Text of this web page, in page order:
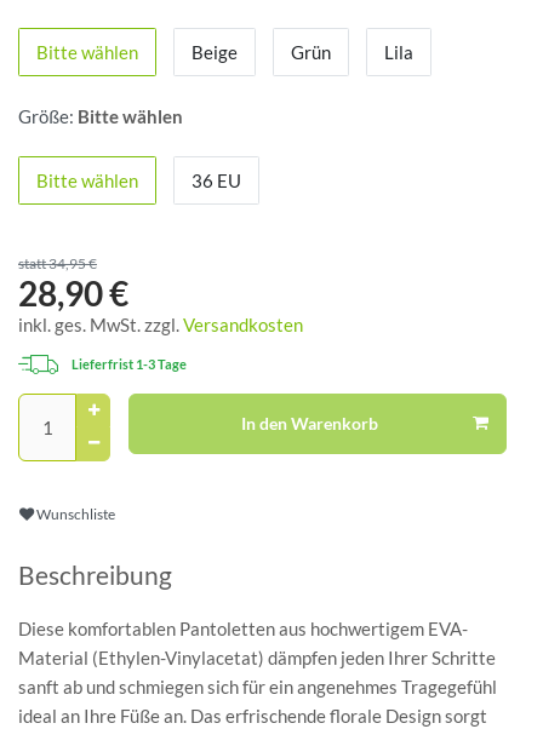
Bitte wählen Beige Grün Lila
Größe: Bitte wählen
Bitte wählen 36 EU
statt 34,95 €
28,90 €
inkl. ges. MwSt. zzgl.Versandkosten
Lieferfrist 1-3 Tage
In den Warenkorb
Wunschliste
Beschreibung
Diese komfortablen Pantoletten aus hochwertigem EVA-
Material (Ethylen-Vinylacetat) dämpfen jeden Ihrer Schritte
sanft ab und schmiegen sich für ein angenehmes Tragegefühl
ideal an Ihre Füße an. Das erfrischende florale Design sorgt